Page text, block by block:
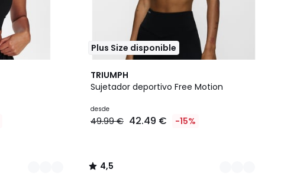
Plus Size disponible
TRIUMPH
Sujetador deportivo Free Motion
desde
49.99 € 42.49 € -15%
4,5
/ 5
2
Colores
4,5
/